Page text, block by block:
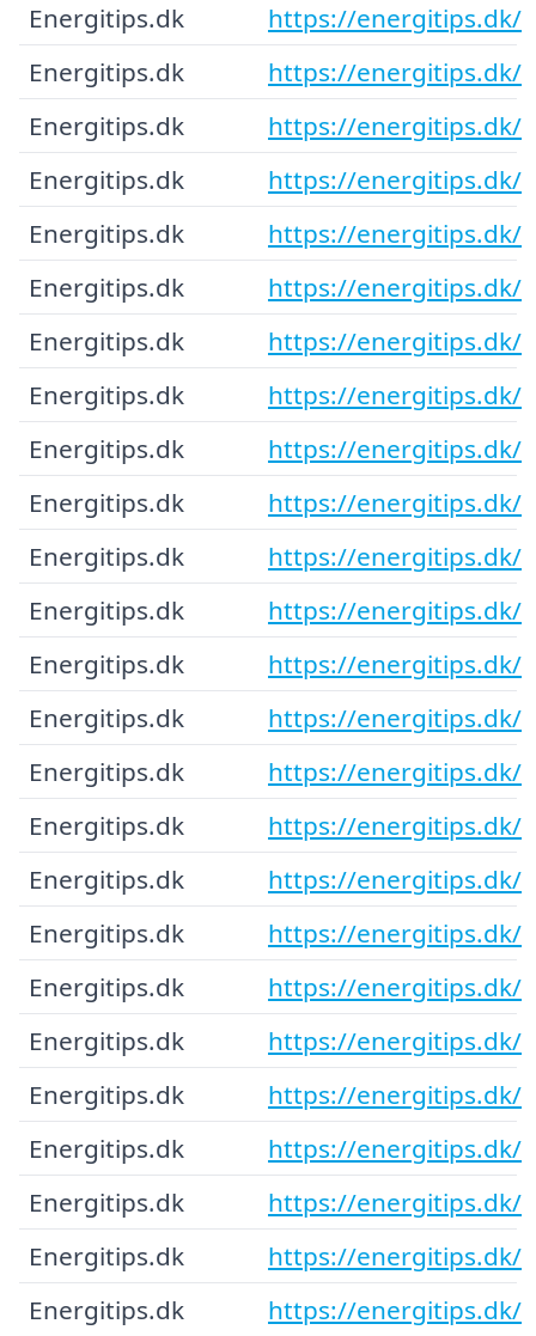
Energitips.dk
https://energitips.dk/
Energitips.dk
https://energitips.dk/
Energitips.dk
https://energitips.dk/
Energitips.dk
https://energitips.dk/
Energitips.dk
https://energitips.dk/
Energitips.dk
https://energitips.dk/
Energitips.dk
https://energitips.dk/
Energitips.dk
https://energitips.dk/
Energitips.dk
https://energitips.dk/
Energitips.dk
https://energitips.dk/
Energitips.dk
https://energitips.dk/
Energitips.dk
https://energitips.dk/
Energitips.dk
https://energitips.dk/
Energitips.dk
https://energitips.dk/
Energitips.dk
https://energitips.dk/
Energitips.dk
https://energitips.dk/
Energitips.dk
https://energitips.dk/
Energitips.dk
https://energitips.dk/
Energitips.dk
https://energitips.dk/
Energitips.dk
https://energitips.dk/
Energitips.dk
https://energitips.dk/
Energitips.dk
https://energitips.dk/
Energitips.dk
https://energitips.dk/
Energitips.dk
https://energitips.dk/
Energitips.dk
https://energitips.dk/